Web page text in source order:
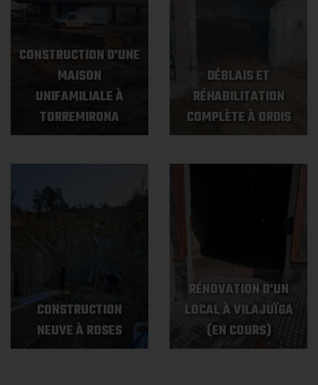
CONSTRUCTION D'UNE
MAISON
UNIFAMILIALE À
TORREMIRONA
DÉBLAIS ET
RÉHABILITATION
COMPLÈTE À ORDIS
CONSTRUCTION
NEUVE À ROSES
RÉNOVATION D'UN
LOCAL À VILAJUÏGA
(EN COURS)